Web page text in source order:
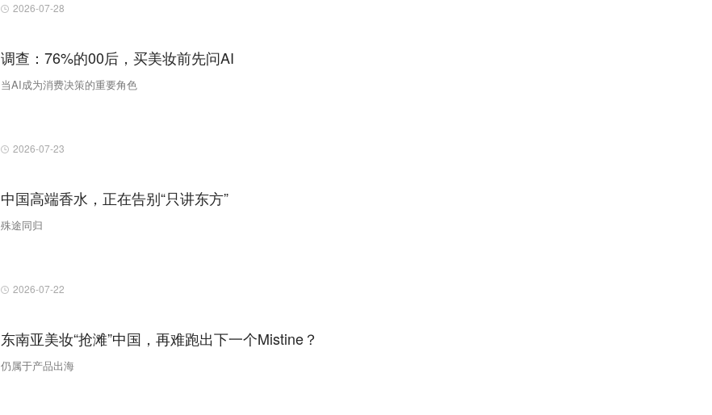
2026-07-28
调查：76%的00后，买美妆前先问AI
当AI成为消费决策的重要角色
2026-07-23
中国高端香水，正在告别“只讲东方”
殊途同归
2026-07-22
东南亚美妆“抢滩”中国，再难跑出下一个Mistine？
仍属于产品出海